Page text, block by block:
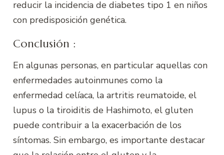
reducir la incidencia de diabetes tipo 1 en niños
con predisposición genética.
Conclusión :
En algunas personas, en particular aquellas con
enfermedades autoinmunes como la
enfermedad celíaca, la artritis reumatoide, el
lupus o la tiroiditis de Hashimoto, el gluten
puede contribuir a la exacerbación de los
síntomas. Sin embargo, es importante destacar